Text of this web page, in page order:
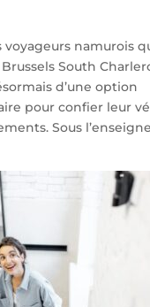
voyageurs namurois
South
d’une option
pour confier leur
Sous